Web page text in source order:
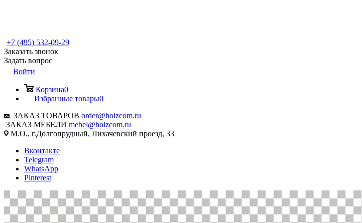
+7 (495) 532-09-29
Заказать звонок
Задать вопрос
Войти
Корзина0
Избранные товары0
ЗАКАЗ ТОВАРОВ order@holzcom.ru
ЗАКАЗ МЕБЕЛИ mebel@holzcom.ru
М.О., г.Долгопрудный, Лихачевский проезд, 33
Вконтакте
Telegram
WhatsApp
Pinterest